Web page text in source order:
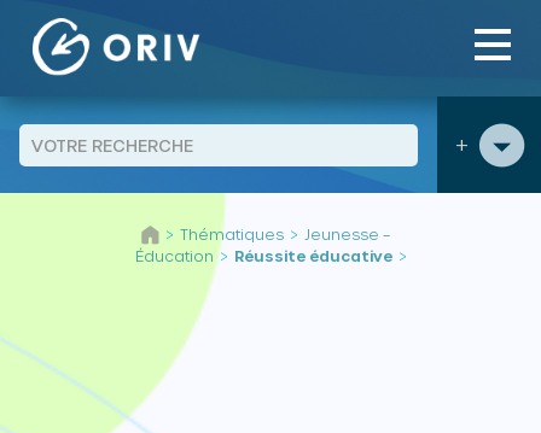
+
> Thématiques >
Jeunesse –
Éducation > Réussite éducative >
Panneau de gestion des cookies